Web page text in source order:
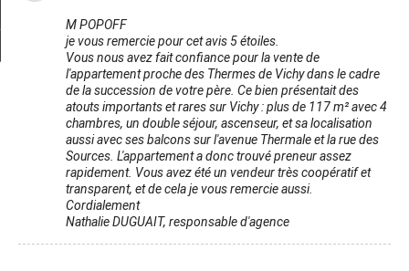
M POPOFF
je vous remercie pour cet avis 5 étoiles.
Vous nous avez fait confiance pour la vente de
l'appartement proche des Thermes de Vichy dans le cadre
de la succession de votre père. Ce bien présentait des
atouts importants et rares sur Vichy : plus de 117 m² avec 4
chambres, un double séjour, ascenseur, et sa localisation
aussi avec ses balcons sur l'avenue Thermale et la rue des
Sources. L'appartement a donc trouvé preneur assez
rapidement. Vous avez été un vendeur très coopératif et
transparent, et de cela je vous remercie aussi.
Cordialement
Nathalie DUGUAIT, responsable d'agence